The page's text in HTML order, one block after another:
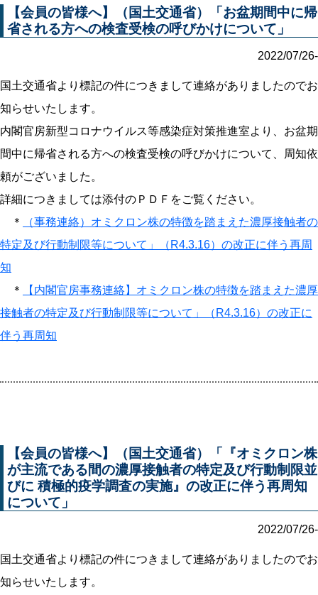
【会員の皆様へ】（国土交通省）「お盆期間中に帰
省される方への検査受検の呼びかけについて」
2022/07/26-
国土交通省より標記の件につきまして連絡がありましたのでお
知らせいたします。
内閣官房新型コロナウイルス等感染症対策推進室より、お盆期
間中に帰省される方への検査受検の呼びかけについて、周知依
頼がございました。
詳細につきましては添付のＰＤＦをご覧ください。
＊
（事務連絡）オミクロン株の特徴を踏まえた濃厚接触者の
特定及び行動制限等について」（R4.3.16）の改正に伴う再周
知
＊
【内閣官房事務連絡】オミクロン株の特徴を踏まえた濃厚
接触者の特定及び行動制限等について」（R4.3.16）の改正に
伴う再周知
【会員の皆様へ】（国土交通省）「『オミクロン株
が主流である間の濃厚接触者の特定及び行動制限並
びに 積極的疫学調査の実施』の改正に伴う再周知
について」
2022/07/26-
国土交通省より標記の件につきまして連絡がありましたのでお
知らせいたします。